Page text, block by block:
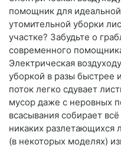
помощник для
утомительной уборки
участке? Забудьте о
современного
Электрическая
уборкой в разы
поток легко сдувает
мусор даже с неровных
всасывания собирает
никаких разлетающихся
(в некоторых моделях)